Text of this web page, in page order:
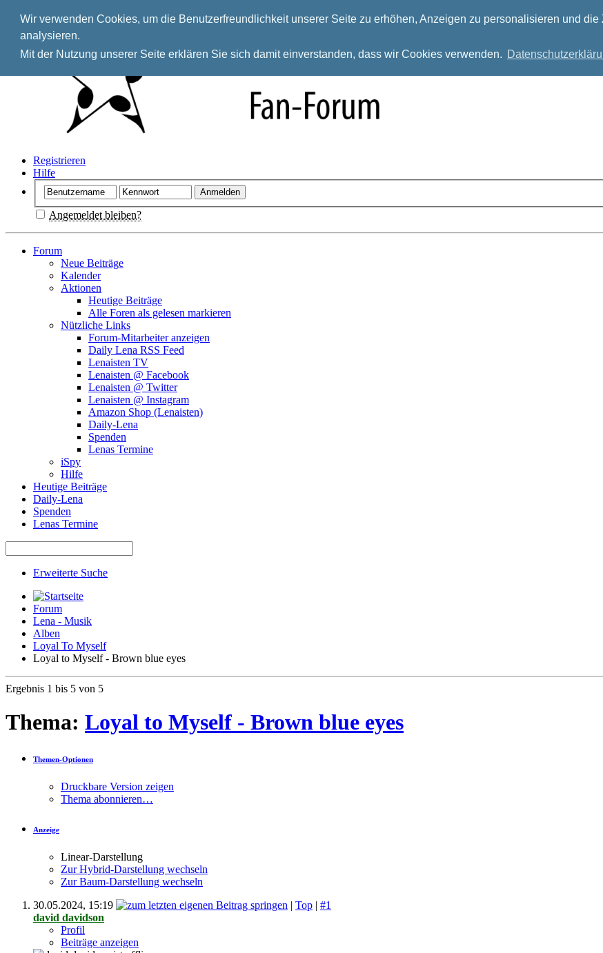
Wir verwenden Cookies, um die Benutzerfreundlichkeit unserer Seite zu erhöhen, Anzeigen zu personalisieren und die
analysieren.
Mit der Nutzung unserer Seite erklären Sie sich damit einverstanden, dass wir Cookies verwenden.
Registrieren
Hilfe
Angemeldet bleiben?
Forum
Neue Beiträge
Kalender
Aktionen
Heutige Beiträge
Alle Foren als gelesen markieren
Nützliche Links
Forum-Mitarbeiter anzeigen
Daily Lena RSS Feed
Lenaisten TV
Lenaisten @ Facebook
Lenaisten @ Twitter
Lenaisten @ Instagram
Amazon Shop (Lenaisten)
Daily-Lena
Spenden
Lenas Termine
iSpy
Hilfe
Heutige Beiträge
Daily-Lena
Spenden
Lenas Termine
Erweiterte Suche
Forum
Lena - Musik
Alben
Loyal To Myself
Loyal to Myself - Brown blue eyes
Ergebnis 1 bis 5 von 5
Thema: Loyal to Myself - Brown blue eyes
Themen-Optionen
Druckbare Version zeigen
Thema abonnieren…
Anzeige
Linear-Darstellung
Zur Hybrid-Darstellung wechseln
Zur Baum-Darstellung wechseln
30.05.2024, 15:19 | Top | #1
david davidson
Profil
Beiträge anzeigen